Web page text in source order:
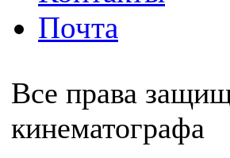
Почта
Все права
кинематографа